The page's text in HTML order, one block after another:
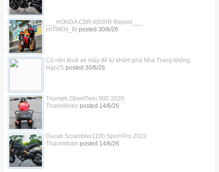
___HONDA CBR 600RR Repsol___
HITMEN_Bi posted 30/6/26
Có nên thuê xe máy để tự khám phá Nha Trang không
Hgo25 posted 30/6/26
Triumph StreetTwin 900 2020
ThanhMotorposted 14/6/26
Ducati Scrambler1100 Sport Pro 2022
ThanhMotorposted 14/6/26